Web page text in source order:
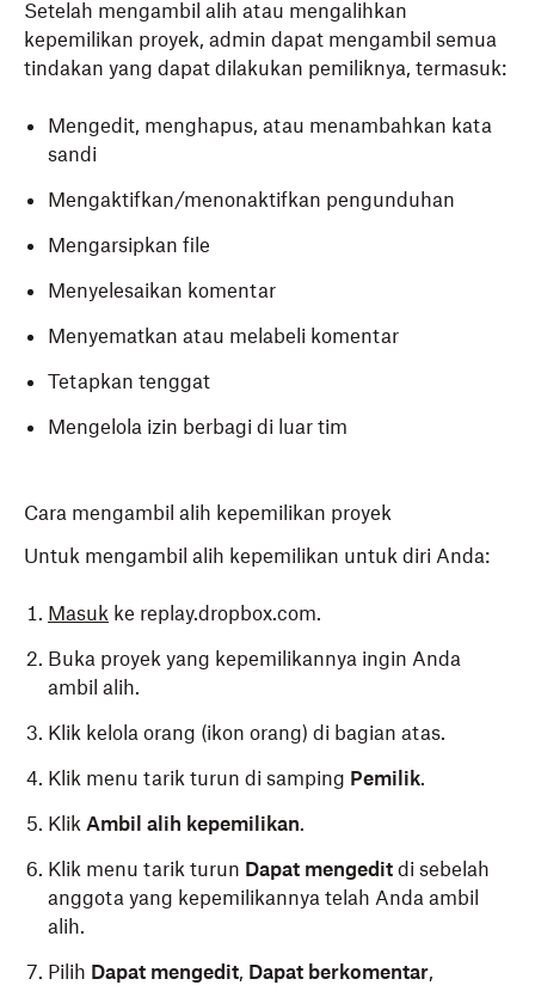
Setelah mengambil alih atau mengalihkan
kepemilikan proyek, admin dapat mengambil semua
tindakan yang dapat dilakukan pemiliknya, termasuk:
Mengedit, menghapus, atau menambahkan kata
sandi
Mengaktifkan/menonaktifkan pengunduhan
Mengarsipkan file
Menyelesaikan komentar
Menyematkan atau melabeli komentar
Tetapkan tenggat
Mengelola izin berbagi di luar tim
Cara mengambil alih kepemilikan proyek
Untuk mengambil alih kepemilikan untuk diri Anda:
Masuk ke replay.dropbox.com.
Buka proyek yang kepemilikannya ingin Anda
ambil alih.
Klik kelola orang (ikon orang) di bagian atas.
Klik menu tarik turun di samping Pemilik.
Klik Ambil alih kepemilikan.
Klik menu tarik turun Dapat mengedit di sebelah
anggota yang kepemilikannya telah Anda ambil
alih.
Pilih Dapat mengedit, Dapat berkomentar,